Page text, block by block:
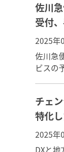
佐川
受付
2025年
佐川急
ビスの
チェ
特化
2025年
DXと